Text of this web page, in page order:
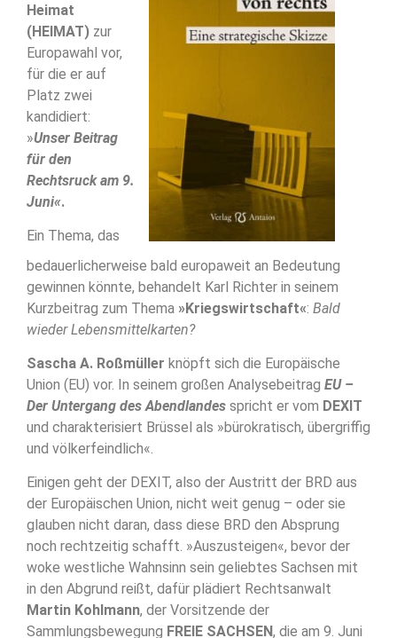
Heimat
(HEIMAT) zur
Europawahl vor,
für die er auf
Platz zwei
kandidiert:
»Unser Beitrag
für den
Rechtsruck am 9.
Juni«.
Ein Thema, das
bedauerlicherweise bald europaweit an Bedeutung
gewinnen könnte, behandelt Karl Richter in seinem
Kurzbeitrag zum Thema »Kriegswirtschaft«: Bald
wieder Lebensmittelkarten?
Sascha A. Roßmüller knöpft sich die Europäische
Union (EU) vor. In seinem großen Analysebeitrag EU –
Der Untergang des Abendlandes spricht er vom DEXIT
und charakterisiert Brüssel als »bürokratisch, übergriffig
und völkerfeindlich«.
Einigen geht der DEXIT, also der Austritt der BRD aus
der Europäischen Union, nicht weit genug – oder sie
glauben nicht daran, dass diese BRD den Absprung
noch rechtzeitig schafft. »Auszusteigen«, bevor der
woke westliche Wahnsinn sein geliebtes Sachsen mit
in den Abgrund reißt, dafür plädiert Rechtsanwalt
Martin Kohlmann, der Vorsitzende der
Sammlungsbewegung FREIE SACHSEN, die am 9. Juni